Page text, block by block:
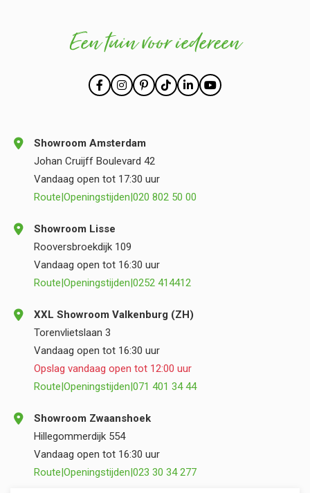
Een tuin voor iedereen
Showroom Amsterdam
Johan Cruijff Boulevard 42
Vandaag open tot 17:30 uur
Route|Openingstijden|020 802 50 00
Showroom Lisse
Rooversbroekdijk 109
Vandaag open tot 16:30 uur
Route|Openingstijden|0252 414412
XXL Showroom Valkenburg (ZH)
Torenvlietslaan 3
Vandaag open tot 16:30 uur
Opslag vandaag open tot 12:00 uur
Route|Openingstijden|071 401 34 44
Showroom Zwaanshoek
Hillegommerdijk 554
Vandaag open tot 16:30 uur
Route|Openingstijden|023 30 34 277